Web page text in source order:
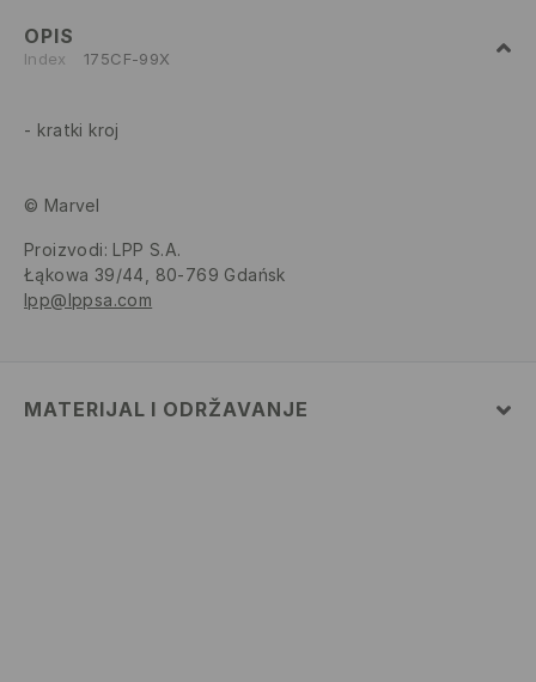
OPIS
Index 175CF-99X
kratki kroj
© Marvel
Proizvodi: LPP S.A.
Łąkowa 39/44, 80-769 Gdańsk
lpp@lppsa.com
MATERIJAL I ODRŽAVANJE